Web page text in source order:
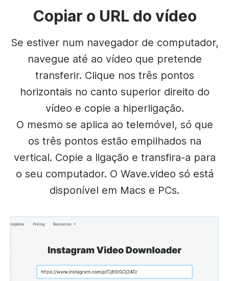
Copiar o URL do vídeo
Se estiver num navegador de computador,
navegue até ao vídeo que pretende
transferir. Clique nos três pontos
horizontais no canto superior direito do
vídeo e copie a hiperligação.
O mesmo se aplica ao telemóvel, só que
os três pontos estão empilhados na
vertical. Copie a ligação e transfira-a para
o seu computador. O Wave.video só está
disponível em Macs e PCs.